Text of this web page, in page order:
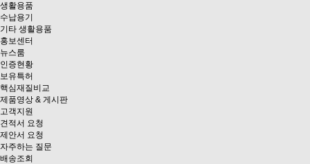
생활용품
수납용기
기타 생활용품
홍보센터
뉴스룸
인증현황
보유특허
핵심재질비교
제품영상 & 게시판
고객지원
견적서 요청
제안서 요청
자주하는 질문
배송조회